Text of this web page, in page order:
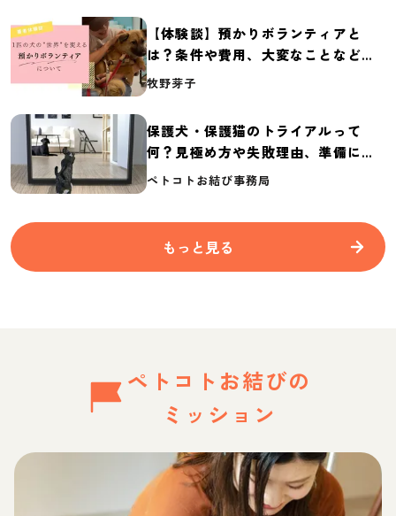
【体験談】預かりボランティアと
は？条件や費用、大変なことなど紹
介
牧野芽子
保護犬・保護猫のトライアルって
何？見極め方や失敗理由、準備に必
要なものを紹介
ペトコトお結び事務局
もっと見る
ペトコトお結びの
ミッション